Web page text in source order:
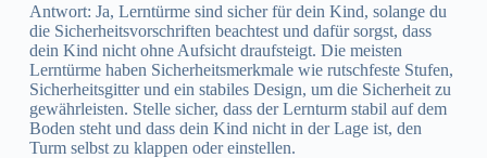
Antwort: Ja, Lerntürme sind sicher für dein Kind, solange du
die Sicherheitsvorschriften beachtest und dafür sorgst, dass
dein Kind nicht ohne Aufsicht draufsteigt. Die meisten
Lerntürme haben Sicherheitsmerkmale wie rutschfeste Stufen,
Sicherheitsgitter und ein stabiles Design, um die Sicherheit zu
gewährleisten. Stelle sicher, dass der Lernturm stabil auf dem
Boden steht und dass dein Kind nicht in der Lage ist, den
Turm selbst zu klappen oder einstellen.